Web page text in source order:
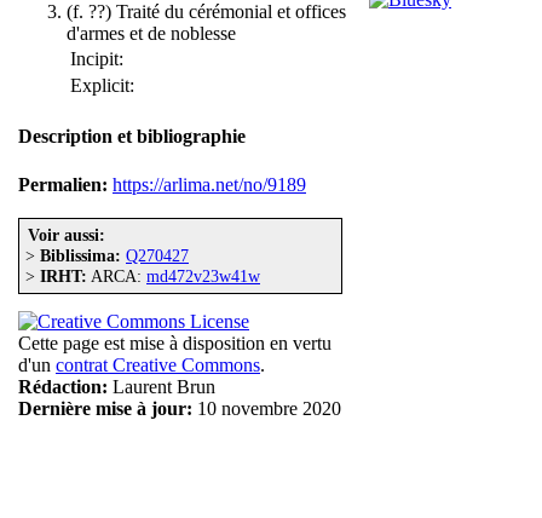
(f. ??) Traité du cérémonial et offices
d'armes et de noblesse
Incipit:
Explicit:
Description et bibliographie
Permalien: https://arlima.net/no/9189
Voir aussi:
> Biblissima: Q270427
> IRHT: ARCA: md472v23w41w
Cette page est mise à disposition en vertu
d'un contrat Creative Commons.
Rédaction: Laurent Brun
Dernière mise à jour: 10 novembre 2020